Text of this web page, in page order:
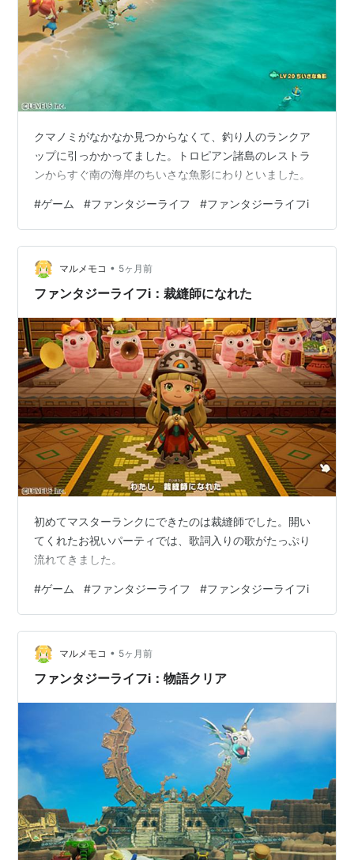
クマノミがなかなか見つからなくて、釣り人のランクア
ップに引っかかってました。トロピアン諸島のレストラ
ンからすぐ南の海岸のちいさな魚影にわりといました。
#ゲーム #ファンタジーライフ #ファンタジーライフi
マルメモコ • 5ヶ月前
ファンタジーライフi：裁縫師になれた
初めてマスターランクにできたのは裁縫師でした。開い
てくれたお祝いパーティでは、歌詞入りの歌がたっぷり
流れてきました。
#ゲーム #ファンタジーライフ #ファンタジーライフi
マルメモコ • 5ヶ月前
ファンタジーライフi：物語クリア